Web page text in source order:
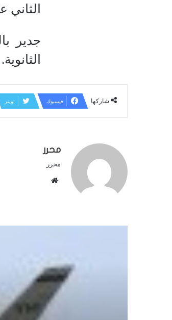
الثاني
جدير
الثانوية.
شاركها فيسبوك تويتر
محرر
محرر
ي
ب